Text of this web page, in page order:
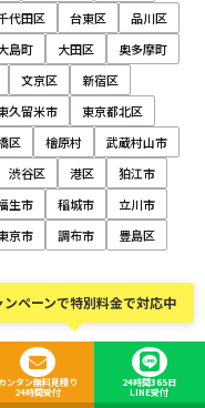
代田区 台東区
品川区
島町 大田区
奥多摩町
文京区
新宿区
久留米市
東京都北区
区 檜原村
武蔵村山市
渋谷区 港区
狛江市
生市 稲城市
立川市
京市 調布市
豊島区
ペーンで特別料金で対応中
ンタン無料見積り
24時間受付
24時間365日
LINE受付